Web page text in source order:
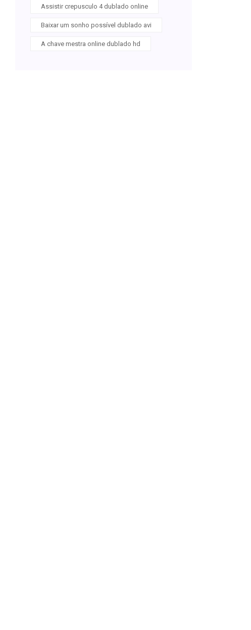
Assistir crepusculo 4 dublado online
Baixar um sonho possível dublado avi
A chave mestra online dublado hd